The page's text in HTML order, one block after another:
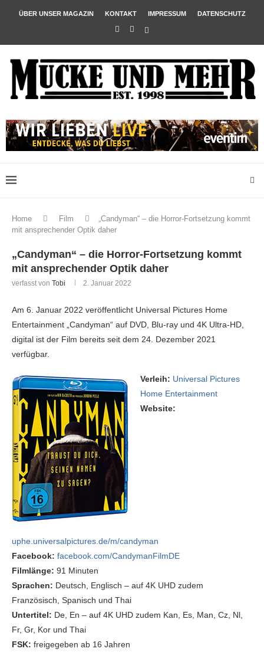
ÜBER UNSER MAGAZIN KONTAKT IMPRESSUM DATENSCHUTZ
Home Film
„Candyman“ – die Horror-Fortsetzung kommt
mit ansprechender Optik daher
„Candyman“ – die Horror-Fortsetzung kommt
mit ansprechender Optik daher
verfasst von Tobi 2. Januar 2022
Am 6. Januar 2022 veröffentlicht Universal Pictures Home
Entertainment „Candyman“ auf DVD, Blu-ray und 4K Ultra-HD,
digital ist der Film bereits seit dem 24. Dezember 2021
verfügbar.
Verleih: Universal Pictures
Home Entertainment
Website:
uphe.universalpictures.de/m/candyman
Facebook: facebook.com/CandymanFilmDE
Filmlänge: 91 Minuten
Sprachen: Deutsch, Englisch – auf 4K UHD zudem
Französisch, Spanisch und Thai
Untertitel: De, En – auf 4K UHD zudem Kan, Es, Man, Cz, Nl,
Fr, Gr, Kor und Thai
FSK: freigegeben ab 16 Jahren